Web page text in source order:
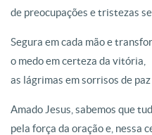
de preocupações e tristezas
Segura em cada mão e
o medo em certeza da vitória,
as lágrimas em sorrisos de
Amado Jesus, sabemos que
pela força da oração e, nessa